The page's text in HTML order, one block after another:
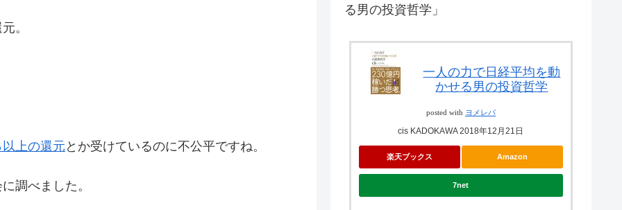
。
上の還元 とか受けているのに不公平ですね。
調べました。
る男の投資哲学」
一人の力で日経平均を動
かせる男の投資哲学
posted with ヨメレバ
cis KADOKAWA 2018年12月21日
楽天ブックス Amazon
7net